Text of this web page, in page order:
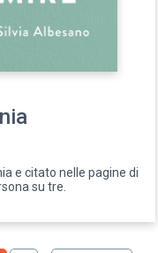
e citato nelle pagine di
su tre.